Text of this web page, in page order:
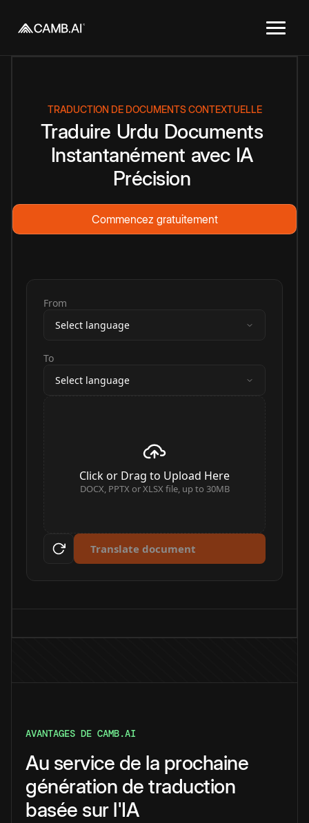
TRADUCTION DE DOCUMENTS CONTEXTUELLE
Traduire Urdu Documents
Instantanément avec IA
Précision
Commencez gratuitement
From
Select language
To
Select language
Click or Drag to Upload Here
DOCX, PPTX or XLSX file, up to 30MB
Translate document
AVANTAGES DE CAMB.AI
Au service de la prochaine
génération de traduction
basée sur l'IA